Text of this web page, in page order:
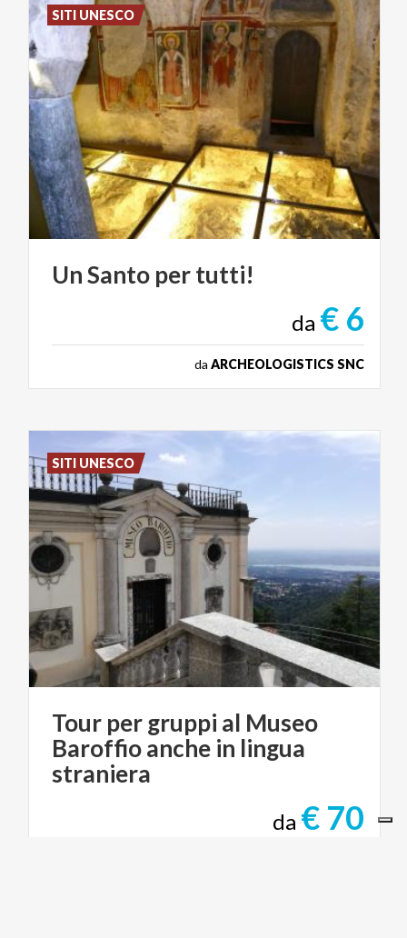
UnSanto pertutti!
da € 6
da ARCHEOLOGISTICS SNC
SITI UNESCO
Tour per gruppi al Museo
Baroffio anche in lingua
straniera
da € 70
SITI UNESCO